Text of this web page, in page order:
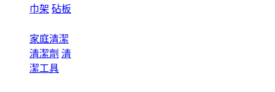
巾架 砧板
家庭清潔
清潔劑 清
潔工具